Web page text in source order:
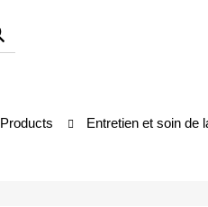
Products Entretien et soin de